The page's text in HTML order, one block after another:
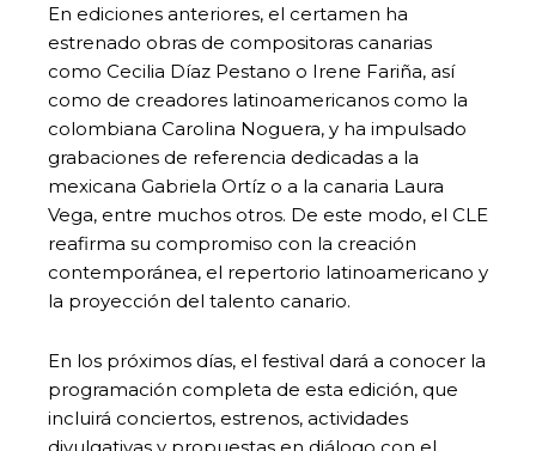
En ediciones anteriores, el certamen ha
estrenado obras de compositoras canarias
como Cecilia Díaz Pestano o Irene Fariña, así
como de creadores latinoamericanos como la
colombiana Carolina Noguera, y ha impulsado
grabaciones de referencia dedicadas a la
mexicana Gabriela Ortíz o a la canaria Laura
Vega, entre muchos otros. De este modo, el CLE
reafirma su compromiso con la creación
contemporánea, el repertorio latinoamericano y
la proyección del talento canario.
En los próximos días, el festival dará a conocer la
programación completa de esta edición, que
incluirá conciertos, estrenos, actividades
divulgativas y propuestas en diálogo con el